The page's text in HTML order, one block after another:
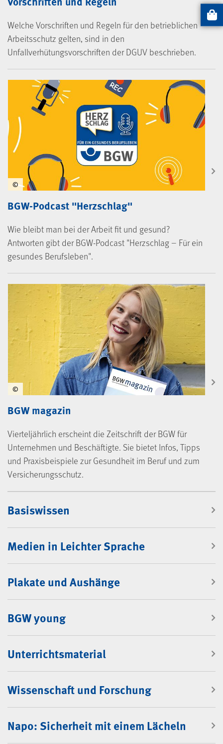
Welche Vorschriften und Regeln für den betrieblichen
Arbeitsschutz gelten, sind in den
Unfallverhütungsvorschriften der DGUV beschrieben.
BGW-Podcast "Herzschlag"
Wie bleibt man bei der Arbeit fit und gesund?
Antworten gibt der BGW-Podcast "Herzschlag – Für ein
gesundes Berufsleben".
©
BGW magazin
Vierteljährlich erscheint die Zeitschrift der BGW für
Unternehmen und Beschäftigte. Sie bietet Infos, Tipps
und Praxisbeispiele zur Gesundheit im Beruf und zum
Versicherungsschutz.
©
Basiswissen
Medien in Leichter Sprache
Plakate und Aushänge
BGW young
Unterrichtsmaterial
Wissenschaft und Forschung
Napo: Sicherheit mit einem Lächeln
Artikel